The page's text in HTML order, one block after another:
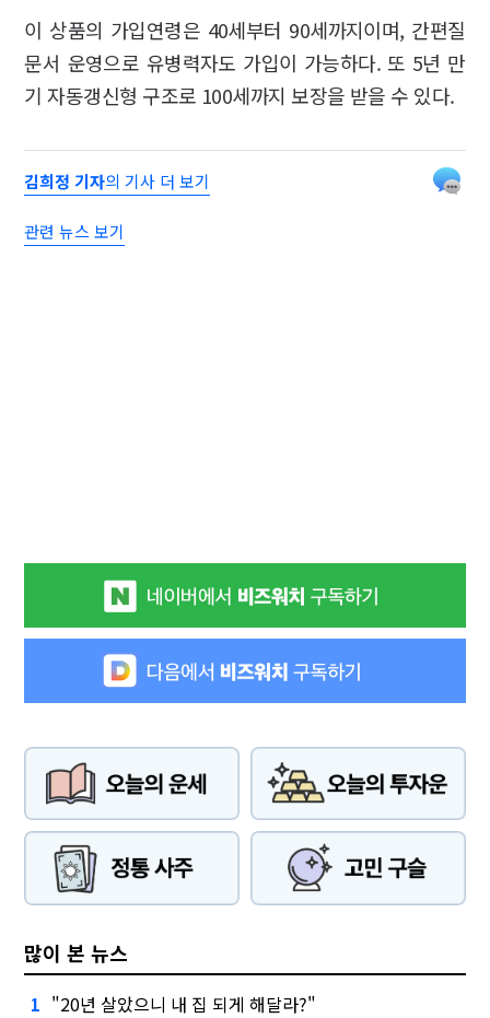
이 상품의 가입연령은 40세부터 90세까지이며, 간편질
문서 운영으로 유병력자도 가입이 가능하다. 또 5년 만
기 자동갱신형 구조로 100세까지 보장을 받을 수 있다.
김희정 기자의 기사 더 보기
관련 뉴스 보기
많이 본 뉴스
1 "20년 살았으니 내 집 되게 해달라?"